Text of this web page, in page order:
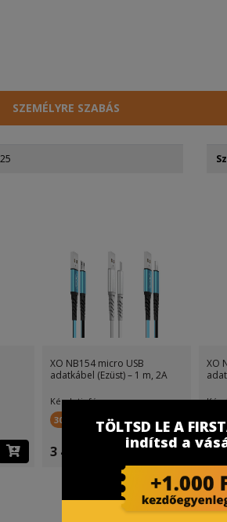
SZEMÉLYRE SZABÁS
XO NB154 micro USB
adatkábel (Ezüst) – 1 m, 2A
Készletinfó:
300 FirstPont
3 499 Ft
XO
3
TÖLTSD LE A
indítsd a